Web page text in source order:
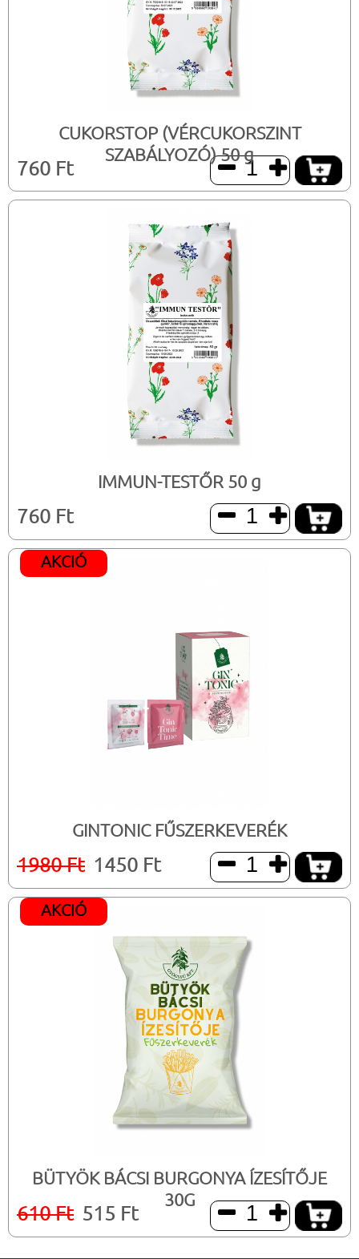
CUKORSTOP (VÉRCUKORSZINT
SZABÁLYOZÓ) 50 g
760 Ft  
IMMUN-TESTŐR 50 g
760 Ft  
AKCIÓ
GINTONIC FŰSZERKEVERÉK
1980 Ft 1450 Ft  
AKCIÓ
BÜTYÖK BÁCSI BURGONYA ÍZESÍTŐJE
30G
610 Ft 515 Ft  